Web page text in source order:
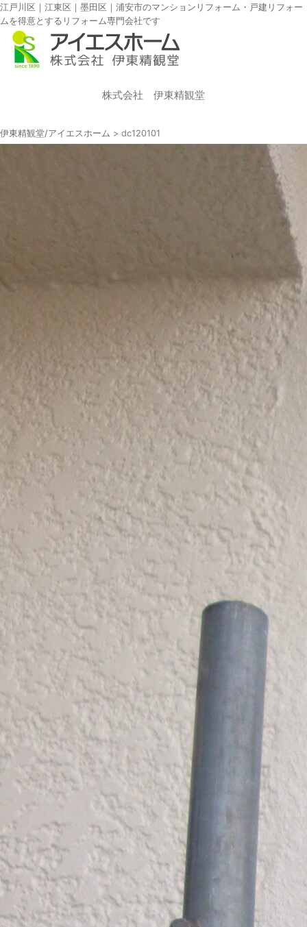
江戸川区｜江東区｜墨田区｜浦安市のマンションリフォーム・戸建リフォー
ムを得意とするリフォーム専門会社です
株式会社 伊東精観堂
伊東精観堂/アイエスホーム > dc120101